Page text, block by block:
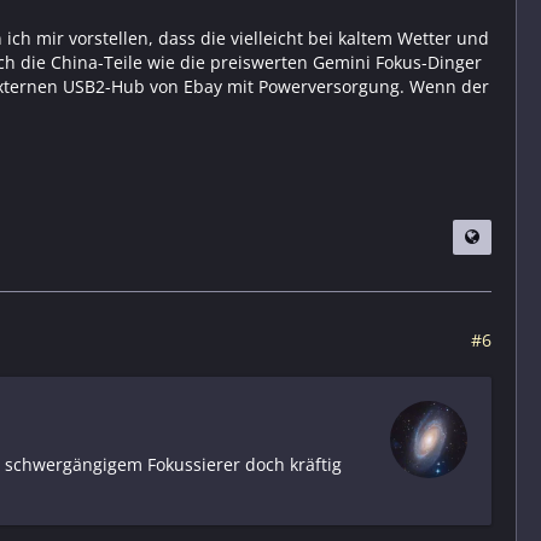
ich mir vorstellen, dass die vielleicht bei kaltem Wetter und
die China-Teile wie die preiswerten Gemini Fokus-Dinger
USB2-Hub von Ebay mit Powerversorgung. Wenn der
#6
Fokussierer doch kräftig